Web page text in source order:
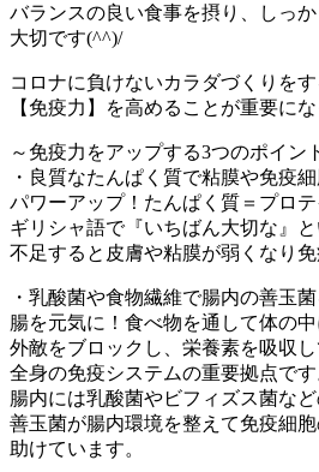
バランスの良い食事を摂り、しっ
大切です(^^)/
コロナに負けないカラダづくりを
【免疫力】を高めることが重要に
～免疫力をアップする3つのポイン
・良質なたんぱく質で粘膜や免疫
パワーアップ！たんぱく質＝プロ
ギリシャ語で『いちばん大切な』と
不足すると皮膚や粘膜が弱くなり免
・乳酸菌や食物繊維で腸内の善玉
腸を元気に！食べ物を通して体の
外敵をブロックし、栄養素を吸収
全身の免疫システムの重要拠点です
腸内には乳酸菌やビフィズス菌な
善玉菌が腸内環境を整えて免疫細
助けています。